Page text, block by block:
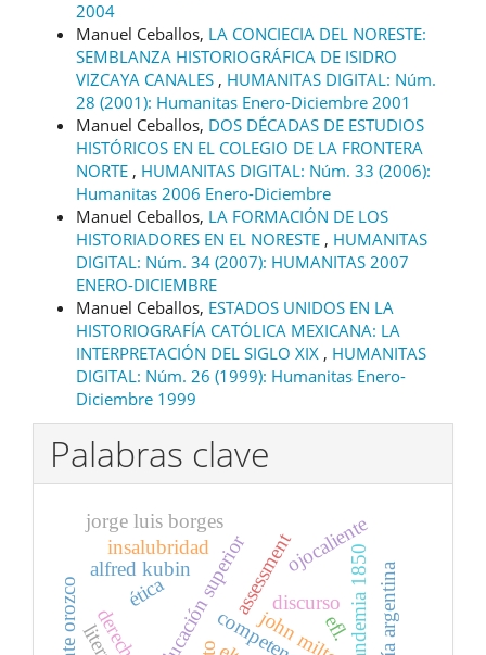
2004
Manuel Ceballos, LA CONCIECIA DEL NORESTE:
SEMBLANZA HISTORIOGRÁFICA DE ISIDRO
VIZCAYA CANALES , HUMANITAS DIGITAL: Núm.
28 (2001): Humanitas Enero-Diciembre 2001
Manuel Ceballos, DOS DÉCADAS DE ESTUDIOS
HISTÓRICOS EN EL COLEGIO DE LA FRONTERA
NORTE , HUMANITAS DIGITAL: Núm. 33 (2006):
Humanitas 2006 Enero-Diciembre
Manuel Ceballos, LA FORMACIÓN DE LOS
HISTORIADORES EN EL NORESTE , HUMANITAS
DIGITAL: Núm. 34 (2007): HUMANITAS 2007
ENERO-DICIEMBRE
Manuel Ceballos, ESTADOS UNIDOS EN LA
HISTORIOGRAFÍA CATÓLICA MEXICANA: LA
INTERPRETACIÓN DEL SIGLO XIX , HUMANITAS
DIGITAL: Núm. 26 (1999): Humanitas Enero-
Diciembre 1999
Palabras clave
discurso
educación superior
jorge luis borges
john milton
ética
alfred kubin assessment
efl.pandemia 1850
ojocaliente
insalubridad